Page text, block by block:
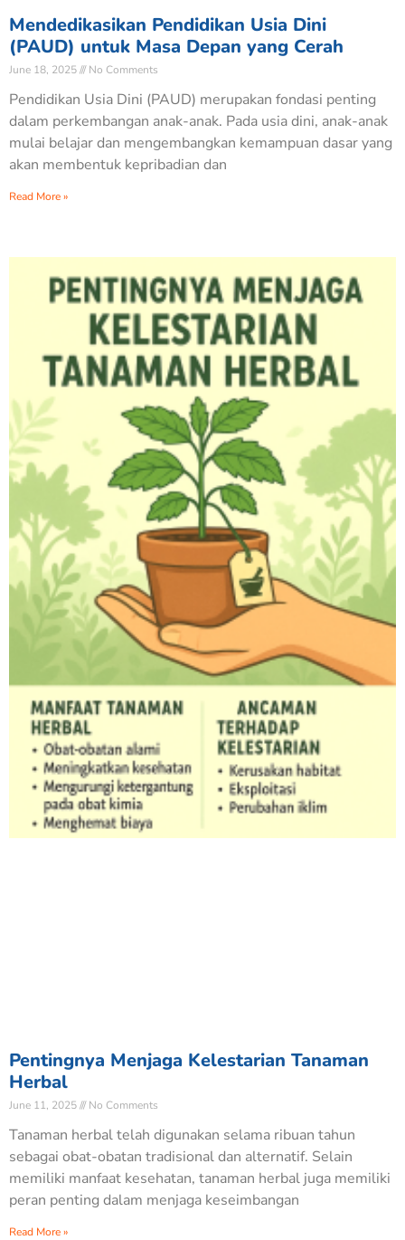
Nabilah Zulfaa
Mendedikasikan Pendidikan Usia Dini
(PAUD) untuk Masa Depan yang Cerah
June 18, 2025 No Comments
Pendidikan Usia Dini (PAUD) merupakan fondasi penting
dalam perkembangan anak-anak. Pada usia dini, anak-anak
mulai belajar dan mengembangkan kemampuan dasar yang
akan membentuk kepribadian dan
Read More »
Pentingnya Menjaga Kelestarian Tanaman
Herbal
June 11, 2025 No Comments
Tanaman herbal telah digunakan selama ribuan tahun
sebagai obat-obatan tradisional dan alternatif. Selain
memiliki manfaat kesehatan, tanaman herbal juga memiliki
peran penting dalam menjaga keseimbangan
Read More »